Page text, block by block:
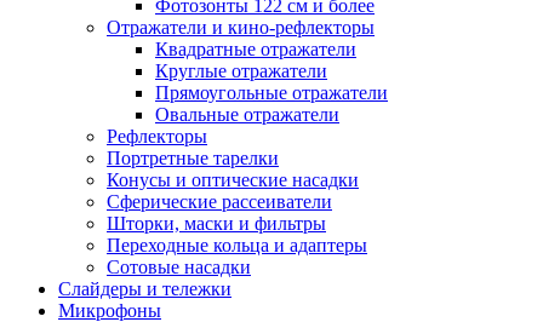
Фотозонты 122 см и более
Отражатели и кино-рефлекторы
Квадратные отражатели
Круглые отражатели
Прямоугольные отражатели
Овальные отражатели
Рефлекторы
Портретные тарелки
Конусы и оптические насадки
Сферические рассеиватели
Шторки, маски и фильтры
Переходные кольца и адаптеры
Сотовые насадки
Слайдеры и тележки
Микрофоны